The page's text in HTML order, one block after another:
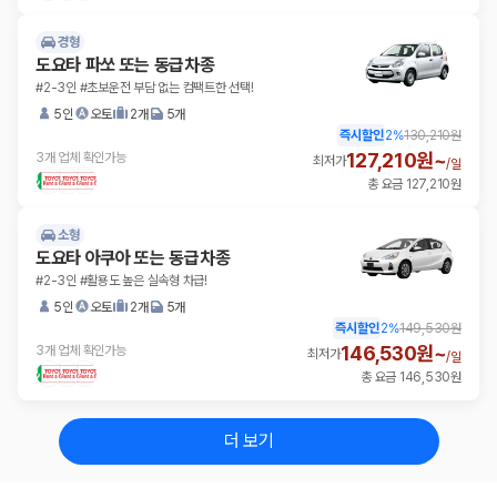
경형
도요타 파쏘 또는 동급차종
#2-3인 #초보운전 부담 없는 컴팩트한 선택!
5인
오토 2개 5개
3개 업체 확인가능
즉시할인2%130,210원
최저가127,210원~/일
총 요금 127,210원
소형
도요타 아쿠아 또는 동급차종
#2-3인 #활용도 높은 실속형 차급!
5인
오토 2개 5개
3개 업체 확인가능
즉시할인2%149,530원
최저가146,530원~/일
총 요금 146,530원
더 보기